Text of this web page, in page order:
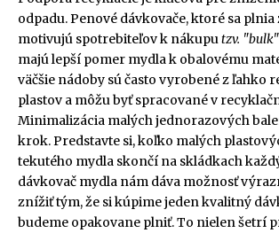
odpadu. Penové dávkovače, ktoré sa plnia
motivujú spotrebiteľov k nákuputzv.
majú lepší pomer mydla k obalovému
väčšie nádoby sú často vyrobené z ľahko
plastov a môžu byť spracované v
Minimalizácia malých jednorazových
krok. Predstavte si, koľko malých
tekutého mydla skončí na skládkach
dávkovač mydla nám dáva možnosť
znížiť tým, že si kúpime jeden kvalitný
budeme opakovane plniť. To nielen šetrí